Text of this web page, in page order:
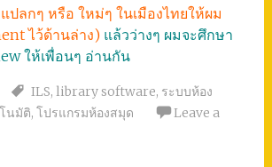
ปลกๆ หรือ ใหม่ๆ ในเมืองไทยให้ผม
ไว้ด้านล่าง) แล้วว่างๆ ผมจะศึกษา
ให้เพื่อนๆ อ่านกัน
ILS, library software, ระบบห้อง
นมัติ, โปรแกรมห้องสมุด
Leave a